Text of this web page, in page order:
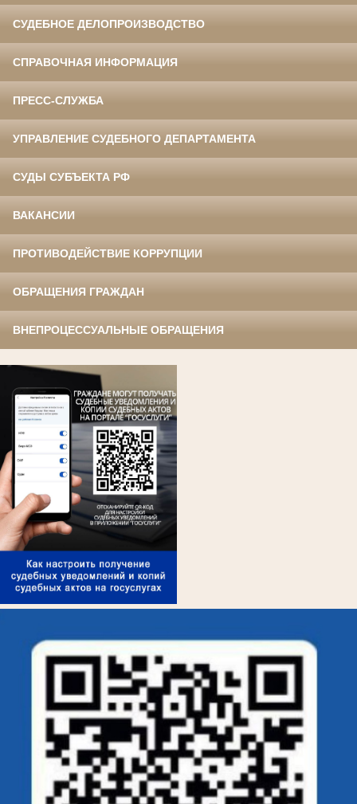
СУДЕБНОЕ ДЕЛОПРОИЗВОДСТВО
СПРАВОЧНАЯ ИНФОРМАЦИЯ
ПРЕСС-СЛУЖБА
УПРАВЛЕНИЕ СУДЕБНОГО ДЕПАРТАМЕНТА
СУДЫ СУБЪЕКТА РФ
ВАКАНСИИ
ПРОТИВОДЕЙСТВИЕ КОРРУПЦИИ
ОБРАЩЕНИЯ ГРАЖДАН
ВНЕПРОЦЕССУАЛЬНЫЕ ОБРАЩЕНИЯ